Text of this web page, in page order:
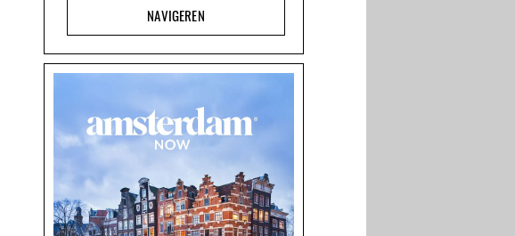
NAVIGEREN